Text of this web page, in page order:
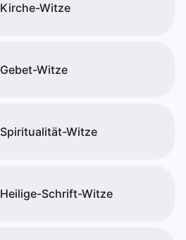
Kirche-Witze
Gebet-Witze
Spiritualität-Witze
Heilige-Schrift-Witze